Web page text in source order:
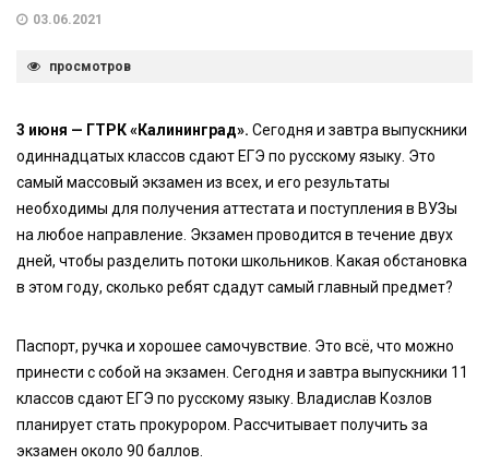
03.06.2021
просмотров
3 июня — ГТРК «Калининград». Сегодня и завтра выпускники
одиннадцатых классов сдают ЕГЭ по русскому языку. Это
самый массовый экзамен из всех, и его результаты
необходимы для получения аттестата и поступления в ВУЗы
на любое направление. Экзамен проводится в течение двух
дней, чтобы разделить потоки школьников. Какая обстановка
в этом году, сколько ребят сдадут самый главный предмет?
Паспорт, ручка и хорошее самочувствие. Это всё, что можно
принести с собой на экзамен. Сегодня и завтра выпускники 11
классов сдают ЕГЭ по русскому языку. Владислав Козлов
планирует стать прокурором. Рассчитывает получить за
экзамен около 90 баллов.